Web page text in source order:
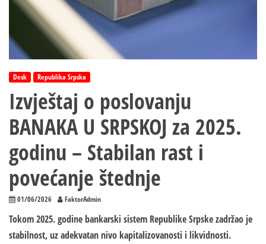
Desk Republika Srpska
Izvještaj o poslovanju
BANAKA U SRPSKOJ za 2025.
godinu – Stabilan rast i
povećanje štednje
01/06/2026 FaktorAdmin
Tokom 2025. godine bankarski sistem Republike Srpske zadržao je
stabilnost, uz adekvatan nivo kapitalizovanosti i likvidnosti.